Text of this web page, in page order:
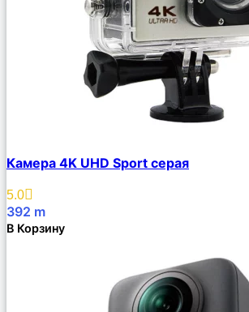
Камера 4K UHD Sport серая
5.0
392 m
В Корзину